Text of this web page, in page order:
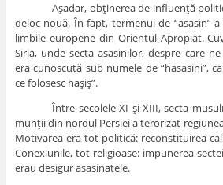
Aşadar, obţinerea de influenţă
deloc nouă. În fapt, termenul de “asasin”
limbile europene din Orientul Apropiat.
Siria, unde secta asasinilor, despre care
era cunoscută sub numele de “hasasini”,
ce folosesc haşiş”.
Între secolele XI şi XIII, secta
munţii din nordul Persiei a terorizat
Motivarea era tot politică: reconstituirea
Conexiunile, tot religioase: impunerea
erau desigur asasinatele.